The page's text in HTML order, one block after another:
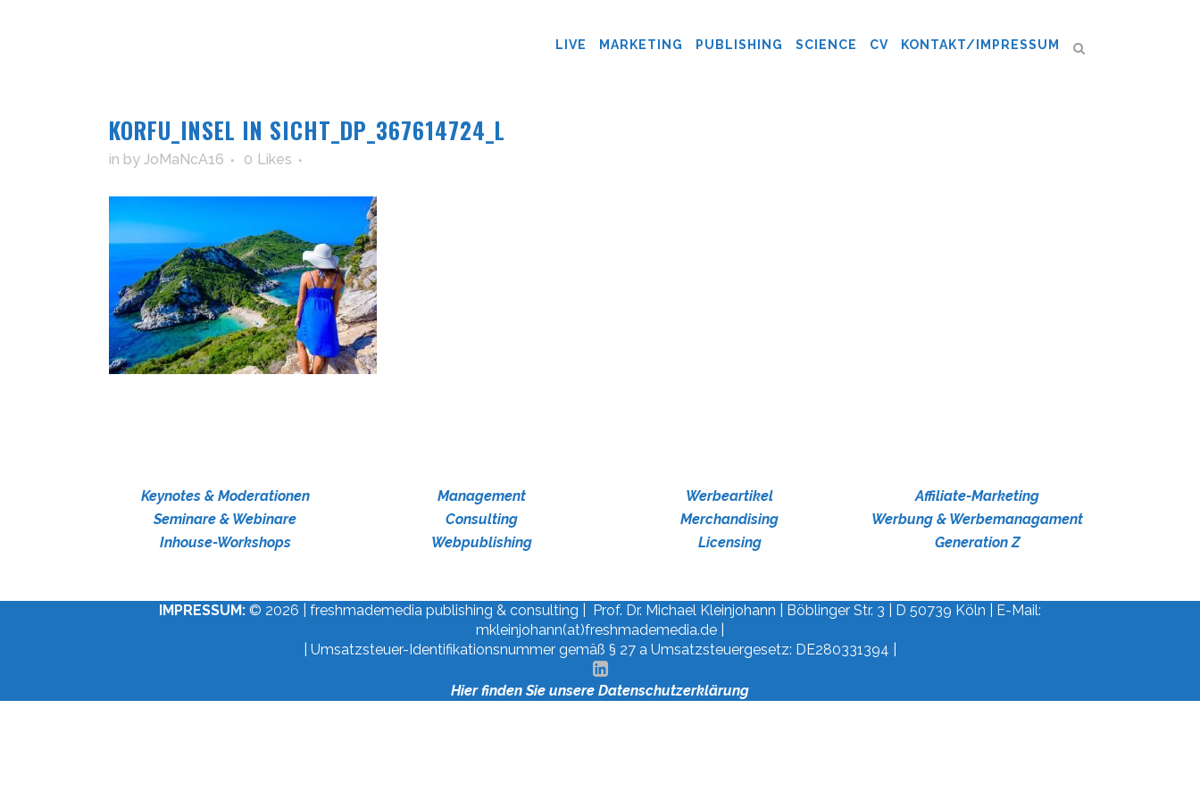
LIVE MARKETING PUBLISHING SCIENCE CV KONTAKT/IMPRESSUM
KORFU_INSEL IN SICHT_DP_367614724_L
in by JoMaNcA16 0 Likes
Keynotes & Moderationen
Seminare & Webinare
Inhouse-Workshops
Management
Consulting
Webpublishing
Werbeartikel
Merchandising
Licensing
Affiliate-Marketing
Werbung & Werbemanagament
Generation Z
IMPRESSUM: © 2026 | freshmademedia publishing & consulting | Prof. Dr. Michael Kleinjohann | Böblinger Str. 3 | D 50739 Köln | E-Mail:
mkleinjohann(at)freshmademedia.de |
| Umsatzsteuer-Identifikationsnummer gemäß § 27 a Umsatzsteuergesetz: DE280331394 |
Hier finden Sie unsere Datenschutzerklärung